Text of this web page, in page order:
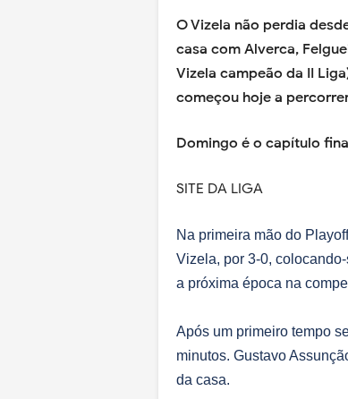
O Vizela não perdia
casa com Alverca,
Vizela campeão da II
começou hoje a
Domingo é o capítulo
SITE DA LIGA
Na primeira mão do
Vizela, por 3-0,
a próxima época na
Após um primeiro tempo
minutos. Gustavo
da casa.